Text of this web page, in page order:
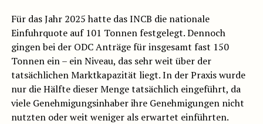
Für das Jahr 2025 hatte das INCB die nationale
Einfuhrquote auf 101 Tonnen festgelegt. Dennoch
gingen bei der ODC Anträge für insgesamt fast 150
Tonnen ein – ein Niveau, das sehr weit über der
tatsächlichen Marktkapazität liegt. In der Praxis wurde
nur die Hälfte dieser Menge tatsächlich eingeführt, da
viele Genehmigungsinhaber ihre Genehmigungen nicht
nutzten oder weit weniger als erwartet einführten.